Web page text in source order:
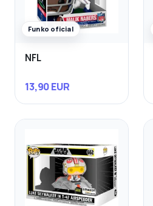
Funko oficial
NFL
13,90 EUR